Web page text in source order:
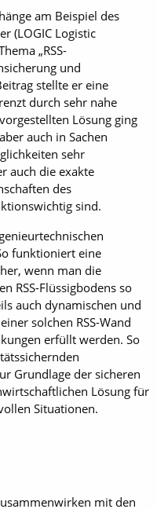
am Beispiel des
(LOGIC Logistic
„RSS-
und
stellte er eine
durch sehr nahe
Lösung ging
auch in Sachen
sehr
auch die exakte
des
sind.
funktioniert eine
wenn man die
RSS-Flüssigbodens so
auch dynamischen und
solchen RSS-Wand
erfüllt werden. So
Grundlage der sicheren
Lösung für
Situationen.
mit den